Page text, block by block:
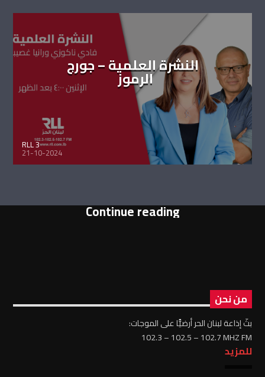
النشرة العلمية – جورج
الرموز
RLL 3
21-10-2024
Continue reading
من نحن
بثّ إذاعة لبنان الحر أرضيًّا على الموجات:
102.3 – 102.5 – 102.7 MHZ FM
للمزيد